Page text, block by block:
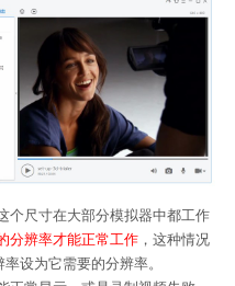
个尺寸在大部分模拟器中都工作
分辨率才能正常工作，这种情况
设为它需要的分辨率。